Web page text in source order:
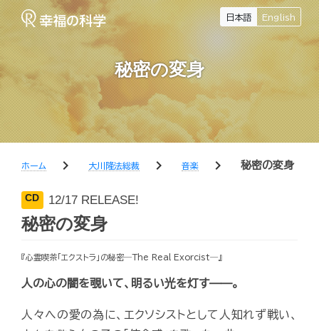
日本語 English
秘密の変身
ホーム chevron_right 大川隆法総裁 chevron_right 音楽 chevron_right 秘密の変身
CD 12/17 RELEASE!
秘密の変身
『心霊喫茶「エクストラ」の秘密―The Real Exorcist―』
人の心の闇を覗いて、明るい光を灯す——。
人々への愛の為に、エクソシストとして人知れず戦い、